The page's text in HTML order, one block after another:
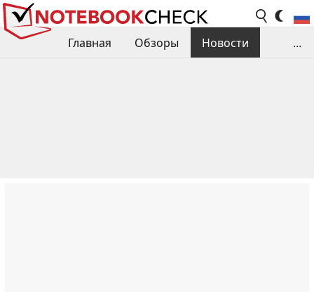
Главная Обзоры
Новости
...